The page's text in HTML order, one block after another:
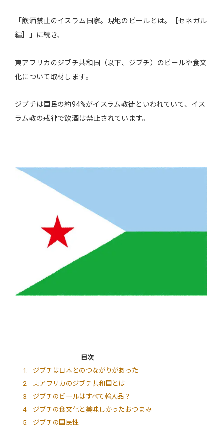
「飲酒禁止のイスラム国家。現地のビールとは。【セネガル
編】」に続き、
東アフリカのジブチ共和国（以下、ジブチ）のビールや食文
化について取材します。
ジブチは国民の約94%がイスラム教徒といわれていて、イス
ラム教の戒律で飲酒は禁止されています。
目次
1
ジブチは日本とのつながりがあった
2
東アフリカのジブチ共和国とは
3
ジブチのビールはすべて輸入品？
4
ジブチの食文化と美味しかったおつまみ
5
ジブチの国民性